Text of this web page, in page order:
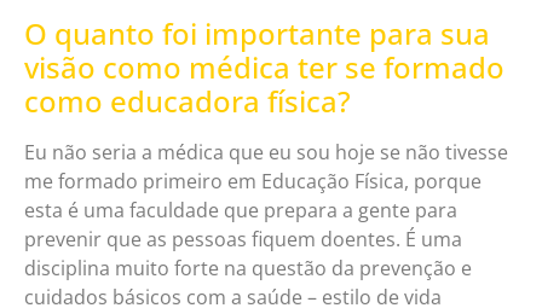
O quanto foi importante para sua
visão como médica ter se formado
como educadora física?
Eu não seria a médica que eu sou hoje se não tivesse
me formado primeiro em Educação Física, porque
esta é uma faculdade que prepara a gente para
prevenir que as pessoas fiquem doentes. É uma
disciplina muito forte na questão da prevenção e
cuidados básicos com a saúde – estilo de vida